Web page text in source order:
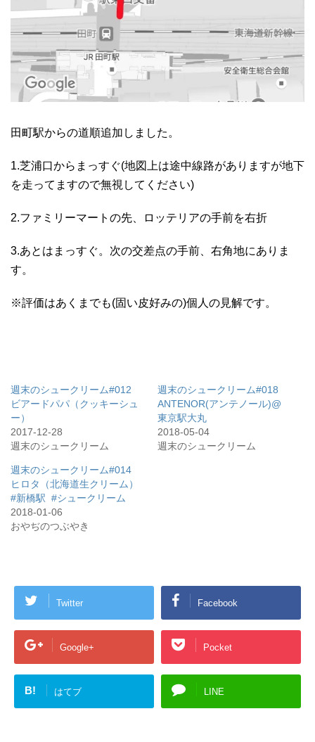
田町駅からの道順追加しました。
1.芝浦口からまっすぐ(地図上は途中線路がありますが地下
を走ってますので無視してください)
2.ファミリーマートの先、ロッテリアの手前を右折
3.あとはまっすぐ。次の交差点の手前、右角地にありま
す。
※評価はあくまでも(固い皮好みの)個人の見解です。
週末のシュークリーム#012
ビアードパパ（クッキーシュ
ー）
2017-12-28
週末のシュークリーム
週末のシュークリーム#018
ANTENOR(アンテノール)@
東京駅大丸
2018-05-04
週末のシュークリーム
週末のシュークリーム#014
ヒロタ（北海道生クリーム）
#新橋駅 #シュークリーム
2018-01-06
おやぢのつぶやき
Twitter Facebook
Google+ Pocket
B! はてブ LINE